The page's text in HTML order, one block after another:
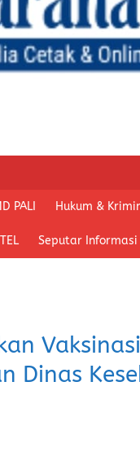
PALI Hukum &
Seputar Informasi
Dinas